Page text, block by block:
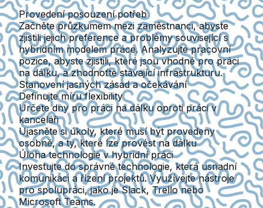
Provedení posouzení potřeb
Začněte průzkumem mezi zaměstnanci, abyste
zjistili jejich preference a problémy související s
hybridním modelem práce. Analyzujte pracovní
pozice, abyste zjistili, které jsou vhodné pro práci
na dálku, a zhodnoťte stávající infrastrukturu.
Stanovení jasných zásad a očekávání
Definujte míru flexibility
Určete dny pro práci na dálku oproti práci v
kanceláři
Ujasněte si úkoly, které musí být provedeny
osobně, a ty, které lze provést na dálku
Úloha technologie v hybridní práci
Investujte do správné technologie, která usnadní
komunikaci a řízení projektů. Využívejte nástroje
pro spolupráci, jako je Slack, Trello nebo
Microsoft Teams.